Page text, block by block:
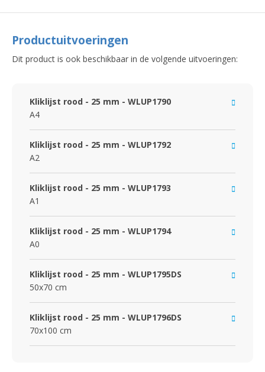
Productuitvoeringen
Dit product is ook beschikbaar in de volgende uitvoeringen:
Kliklijst rood - 25 mm - WLUP1790
A4
Kliklijst rood - 25 mm - WLUP1792
A2
Kliklijst rood - 25 mm - WLUP1793
A1
Kliklijst rood - 25 mm - WLUP1794
A0
Kliklijst rood - 25 mm - WLUP1795DS
50x70 cm
Kliklijst rood - 25 mm - WLUP1796DS
70x100 cm